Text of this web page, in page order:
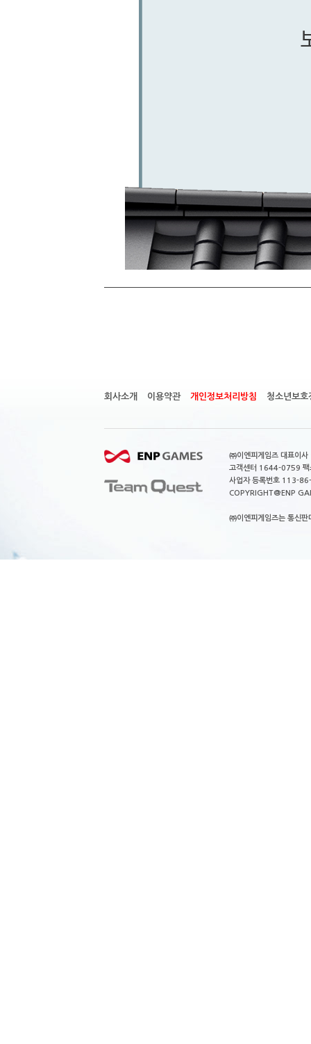
회사소개 이용약관 개인정보처리방침 청소년보호
㈜이엔피게임즈 대표이
고객센터 1644-0759
사업자 등록번호 113-
COPYRIGHT@ENP
㈜이엔피게임즈는 통신판